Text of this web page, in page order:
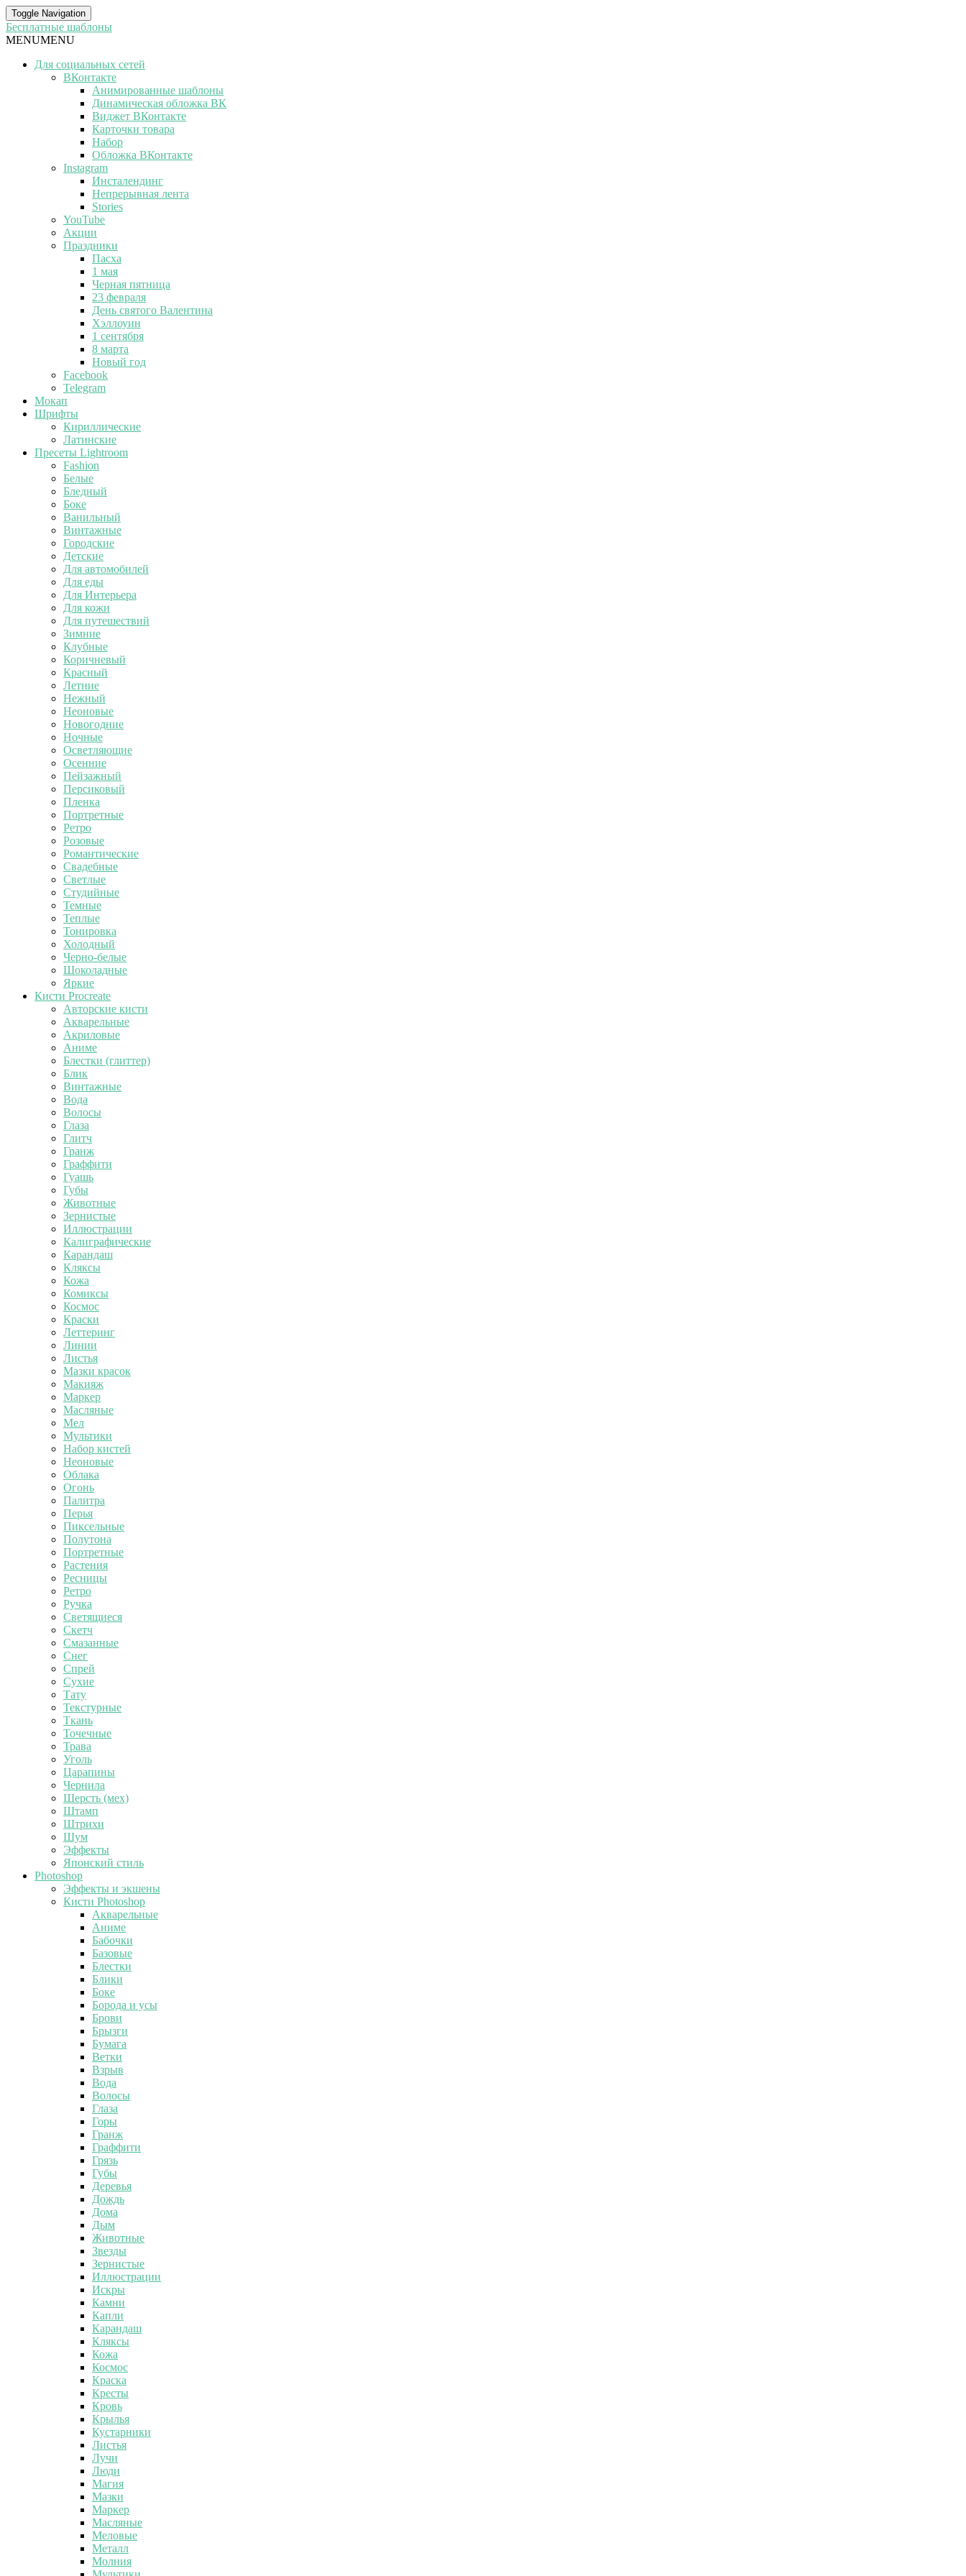
Toggle Navigation
Бесплатные шаблоны
MENUMENU
Для социальных сетей
ВКонтакте
Анимированные шаблоны
Динамическая обложка ВК
Виджет ВКонтакте
Карточки товара
Набор
Обложка ВКонтакте
Instagram
Инсталендинг
Непрерывная лента
Stories
YouTube
Акции
Праздники
Пасха
1 мая
Черная пятница
23 февраля
День святого Валентина
Хэллоуин
1 сентября
8 марта
Новый год
Facebook
Telegram
Мокап
Шрифты
Кириллические
Латинские
Пресеты Lightroom
Fashion
Белые
Бледный
Боке
Ванильный
Винтажные
Городские
Детские
Для автомобилей
Для еды
Для Интерьера
Для кожи
Для путешествий
Зимние
Клубные
Коричневый
Красный
Летние
Нежный
Неоновые
Новогодние
Ночные
Осветляющие
Осенние
Пейзажный
Персиковый
Пленка
Портретные
Ретро
Розовые
Романтические
Свадебные
Светлые
Студийные
Темные
Теплые
Тонировка
Холодный
Черно-белые
Шоколадные
Яркие
Кисти Procreate
Авторские кисти
Акварельные
Акриловые
Аниме
Блестки (глиттер)
Блик
Винтажные
Вода
Волосы
Глаза
Глитч
Гранж
Граффити
Гуашь
Губы
Животные
Зернистые
Иллюстрации
Калиграфические
Карандаш
Кляксы
Кожа
Комиксы
Космос
Краски
Леттеринг
Линии
Листья
Мазки красок
Макияж
Маркер
Масляные
Мел
Мультики
Набор кистей
Неоновые
Облака
Огонь
Палитра
Перья
Пиксельные
Полутона
Портретные
Растения
Ресницы
Ретро
Ручка
Светящиеся
Скетч
Смазанные
Снег
Спрей
Сухие
Тату
Текстурные
Ткань
Точечные
Трава
Уголь
Царапины
Чернила
Шерсть (мех)
Штамп
Штрихи
Шум
Эффекты
Японский стиль
Photoshop
Эффекты и экшены
Кисти Photoshop
Акварельные
Аниме
Бабочки
Базовые
Блестки
Блики
Боке
Борода и усы
Брови
Брызги
Бумага
Ветки
Взрыв
Вода
Волосы
Глаза
Горы
Гранж
Граффити
Грязь
Губы
Деревья
Дождь
Дома
Дым
Животные
Звезды
Зернистые
Иллюстрации
Искры
Камни
Капли
Карандаш
Кляксы
Кожа
Космос
Краска
Кресты
Кровь
Крылья
Кустарники
Листья
Лучи
Люди
Магия
Мазки
Маркер
Масляные
Меловые
Металл
Молния